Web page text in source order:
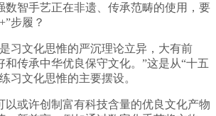
数智手艺正在非遗、传承范畴的使用，要
步履？
文化思惟的严沉理论立异，大有前
和传承中华优良保守文化。”这是从“十五
习文化思惟的主要摆设。
或许创制富有科技含量的优良文化产物